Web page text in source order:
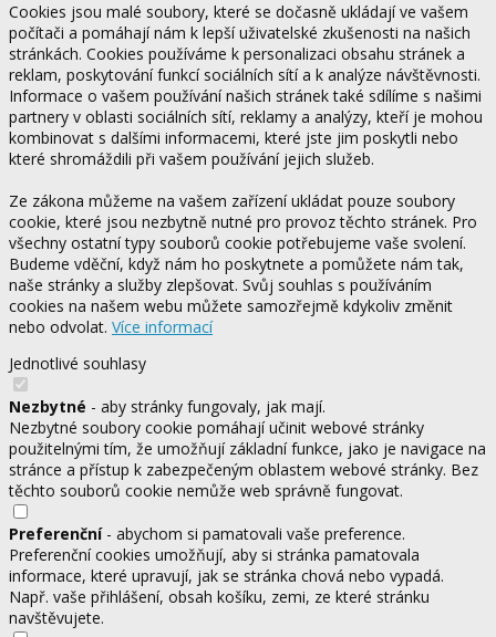
Cookies jsou malé soubory, které se dočasně ukládají ve vašem
počítači a pomáhají nám k lepší uživatelské zkušenosti na našich
stránkách. Cookies používáme k personalizaci obsahu stránek a
reklam, poskytování funkcí sociálních sítí a k analýze návštěvnosti.
Informace o vašem používání našich stránek také sdílíme s našimi
partnery v oblasti sociálních sítí, reklamy a analýzy, kteří je mohou
kombinovat s dalšími informacemi, které jste jim poskytli nebo
které shromáždili při vašem používání jejich služeb.
Ze zákona můžeme na vašem zařízení ukládat pouze soubory
cookie, které jsou nezbytně nutné pro provoz těchto stránek. Pro
všechny ostatní typy souborů cookie potřebujeme vaše svolení.
Budeme vděční, když nám ho poskytnete a pomůžete nám tak,
naše stránky a služby zlepšovat. Svůj souhlas s používáním
cookies na našem webu můžete samozřejmě kdykoliv změnit
nebo odvolat. Více informací
Jednotlivé souhlasy
Nezbytné - aby stránky fungovaly, jak mají.
Nezbytné soubory cookie pomáhají učinit webové stránky
použitelnými tím, že umožňují základní funkce, jako je navigace na
stránce a přístup k zabezpečeným oblastem webové stránky. Bez
těchto souborů cookie nemůže web správně fungovat.
Preferenční- abychom si pamatovali vaše preference.
Preferenční cookies umožňují, aby si stránka pamatovala
informace, které upravují, jak se stránka chová nebo vypadá.
Např. vaše přihlášení, obsah košíku, zemi, ze které stránku
navštěvujete.